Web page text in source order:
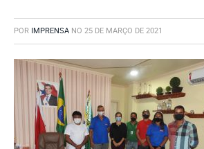
POR IMPRENSA NO 25 DE MARÇO DE 2021